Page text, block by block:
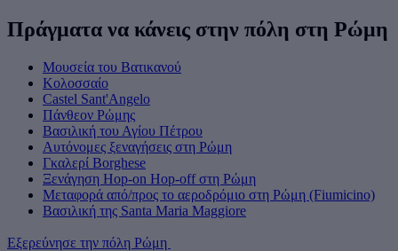
Πράγματα να κάνεις στην πόλη στη Ρώμη
Μουσεία του Βατικανού
Κολοσσαίο
Castel Sant'Angelo
Πάνθεον Ρώμης
Βασιλική του Αγίου Πέτρου
Αυτόνομες ξεναγήσεις στη Ρώμη
Γκαλερί Borghese
Ξενάγηση Hop-on Hop-off στη Ρώμη
Μεταφορά από/προς το αεροδρόμιο στη Ρώμη (Fiumicino)
Βασιλική της Santa Maria Maggiore
Εξερεύνησε την πόλη Ρώμη